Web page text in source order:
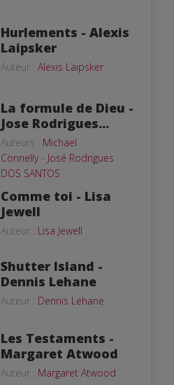
Hurlements - Alexis
Laipsker
Auteur : Alexis Laipsker
La formule de Dieu -
Jose Rodrigues...
Auteurs : Michael
Connelly- José Rodrigues
DOS SANTOS
Comme toi - Lisa
Jewell
Auteur : Lisa Jewell
Shutter Island -
Dennis Lehane
Auteur : Dennis Lehane
Les Testaments -
Margaret Atwood
Auteur : Margaret Atwood